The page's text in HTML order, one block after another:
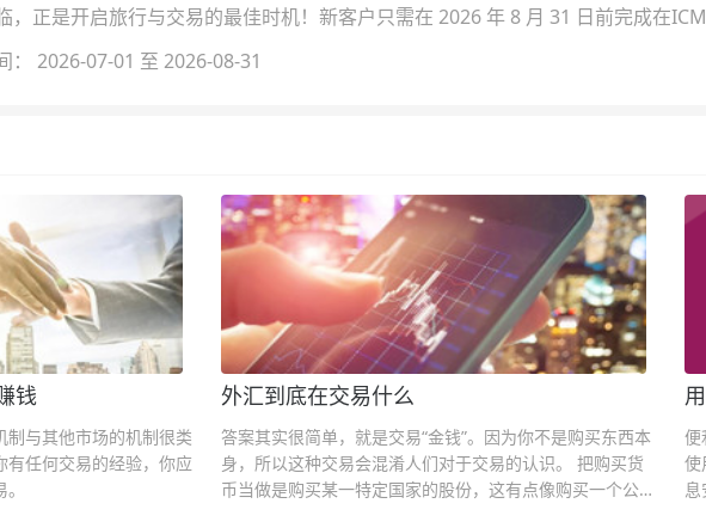
，正是开启旅行与交易的最佳时机！新客户只需在 2026 年 8 月 31 日前完成在
与！
： 2026-07-01 至 2026-08-31
钱
与其他市场的机制很类
任何交易的经验，你应
外汇到底在交易什么
答案其实很简单，就是交易“金钱”。因为你不是购买东西本
身，所以这种交易会混淆人们对于交易的认识。 把购买货
币当做是购买某一特定国家的股份，这有点像购买一个公司
便
使